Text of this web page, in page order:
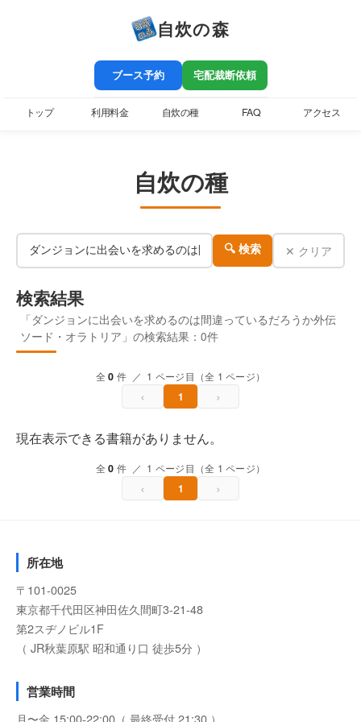
自炊の森
ブース予約 宅配裁断依頼
トップ 利用料金 自炊の種 FAQ アクセス
自炊の種
🔍 検索 ✕ クリア
検索結果
「ダンジョンに出会いを求めるのは間違っているだろうか外伝
ソード・オラトリア」の検索結果：0件
全0 件 ／ 1 ページ目（全 1 ページ）
‹ 1 ›
現在表示できる書籍がありません。
全0 件 ／ 1 ページ目（全 1 ページ）
‹ 1 ›
所在地
〒101-0025
東京都千代田区神田佐久間町3-21-48
第2スヂノビル1F
（ JR秋葉原駅 昭和通り口 徒歩5分 ）
営業時間
月〜金 15:00-22:00（ 最終受付 21:30 ）